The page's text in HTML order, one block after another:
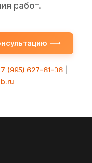
работ.
(995) 627-61-06